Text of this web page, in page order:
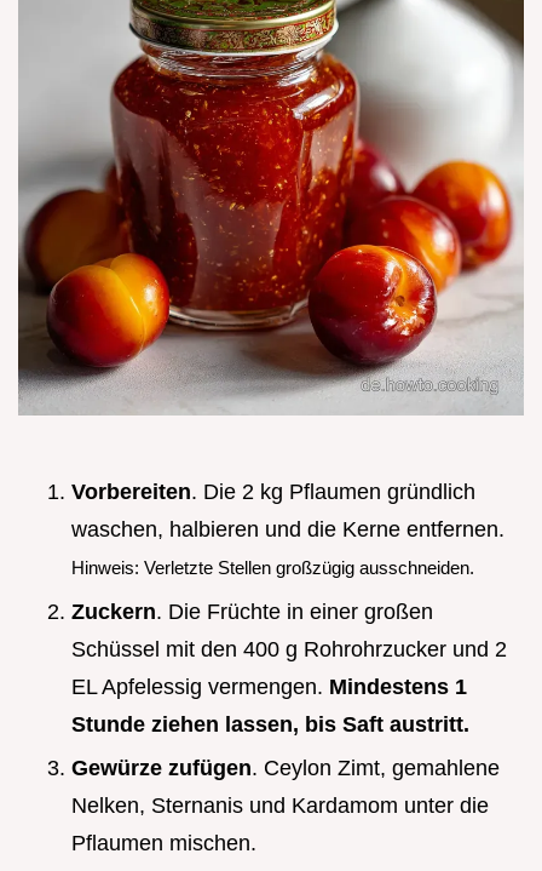
Vorbereiten. Die 2 kg Pflaumen gründlich
waschen, halbieren und die Kerne entfernen.
Hinweis: Verletzte Stellen großzügig ausschneiden.
Zuckern. Die Früchte in einer großen
Schüssel mit den 400 g Rohrohrzucker und 2
EL Apfelessig vermengen. Mindestens 1
Stunde ziehen lassen, bis Saft austritt.
Gewürze zufügen. Ceylon Zimt, gemahlene
Nelken, Sternanis und Kardamom unter die
Pflaumen mischen.